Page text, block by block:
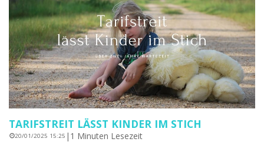
TARIFSTREIT LÄSST KINDER IM STICH
20/01/2025 15:25 | 1 Minuten Lesezeit